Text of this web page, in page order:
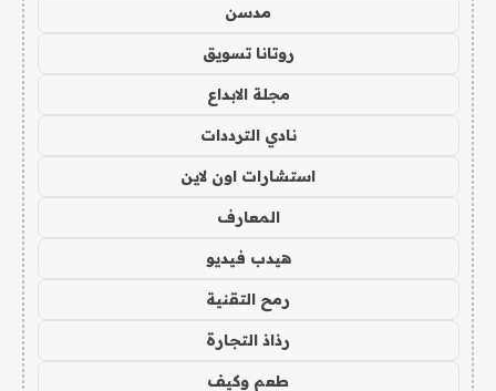
مدسن
روتانا تسويق
مجلة الابداع
نادي الترددات
استشارات اون لاين
المعارف
هيدب فيديو
رمح التقنية
رذاذ التجارة
طعم وكيف